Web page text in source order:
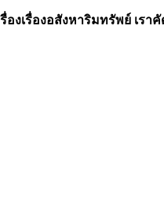
งเรื่องอสังหาริมทรัพย์ เ